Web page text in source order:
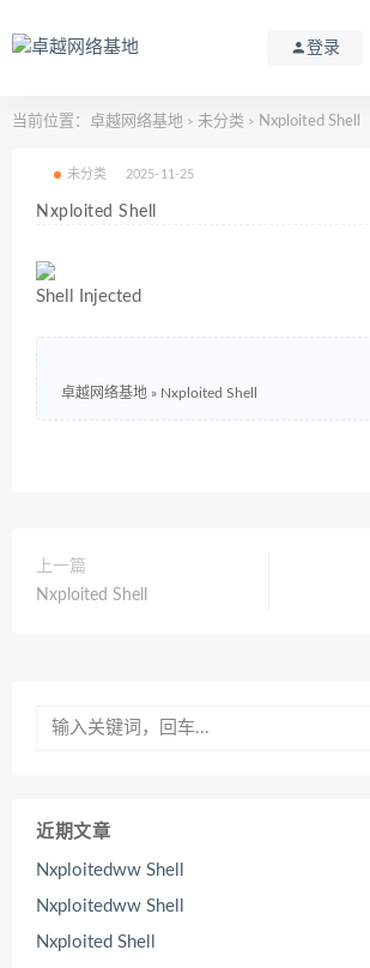
登录
当前位置： 卓越网络基地 > 未分类 > Nxploited Shell
未分类 2025-11-25
Nxploited Shell
Shell Injected
卓越网络基地 » Nxploited Shell
上一篇
Nxploited Shell
近期文章
Nxploitedww Shell
Nxploitedww Shell
Nxploited Shell